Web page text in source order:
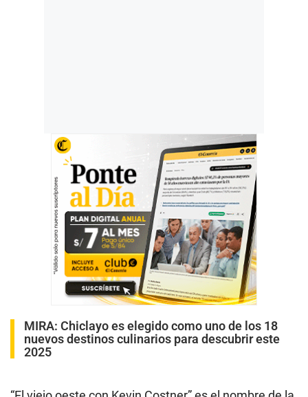
MIRA: Chiclayo es elegido como uno de los 18
nuevos destinos culinarios para descubrir este
2025